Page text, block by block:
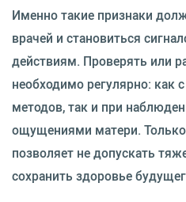
Именно такие признаки
врачей и становиться
действиям. Проверять или
необходимо регулярно:
методов, так и при
ощущениями матери.
позволяет не допускать
сохранить здоровье